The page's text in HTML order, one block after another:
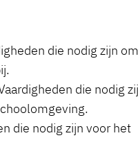
die nodig zijn
die nodig
die nodig zijn voor het